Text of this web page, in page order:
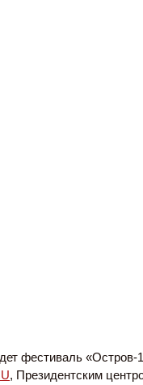
фестиваль «Остров-
, Президентским